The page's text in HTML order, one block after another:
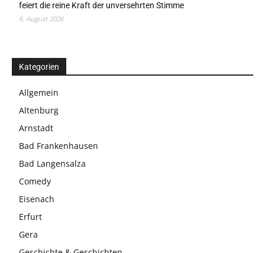
feiert die reine Kraft der unversehrten Stimme
6. August 2026
Kategorien
Allgemein
Altenburg
Arnstadt
Bad Frankenhausen
Bad Langensalza
Comedy
Eisenach
Erfurt
Gera